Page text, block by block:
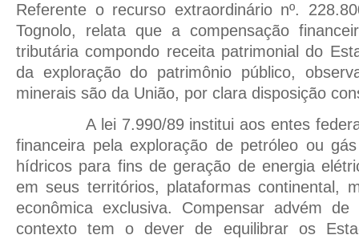
Referente o recurso extraordinário nº.
Tognolo, relata que a compensação
tributária compondo receita patrimonial do
da exploração do patrimônio público,
minerais são da União, por clara disposição
A lei 7.990/89 institui aos entes
financeira pela exploração de petróleo ou
hídricos para fins de geração de energia
em seus territórios, plataformas continental,
econômica exclusiva. Compensar advém
contexto tem o dever de equilibrar os